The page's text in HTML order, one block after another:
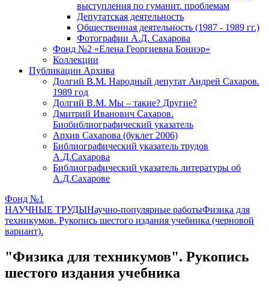
выступления по гуманит. проблемам
Депутатская деятельность
Общественная деятельность (1987 - 1989 гг.)
Фотографии А.Д. Сахарова
Фонд №2 «Елена Георгиевна Боннэр»
Коллекции
Публикации Архива
Долгий В.М. Народный депутат Андрей Сахаров.
1989 год
Долгий В.М. Мы – такие? Другие?
Дмитрий Иванович Сахаров.
Биобиблиографический указатель
Архив Сахарова (буклет 2006)
Библиографический указатель трудов
А.Д.Сахарова
Библиографический указатель литературы об
А.Д.Сахарове
Фонд №1
НАУЧНЫЕ ТРУДЫНаучно-популярные работыФизика для
техникумов. Рукопись шестого издания учебника (черновой
вариант).
"Физика для техникумов". Рукопись
шестого издания учебника